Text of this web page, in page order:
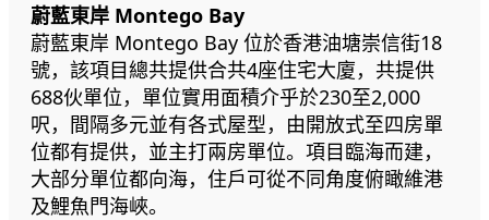
蔚藍東岸 Montego Bay
蔚藍東岸 Montego Bay 位於香港油塘崇信街18
號，該項目總共提供合共4座住宅大廈，共提供
688伙單位，單位實用面積介乎於230至2,000
呎，間隔多元並有各式屋型，由開放式至四房單
位都有提供，並主打兩房單位。項目臨海而建，
大部分單位都向海，住戶可從不同角度俯瞰維港
及鯉魚門海峽。